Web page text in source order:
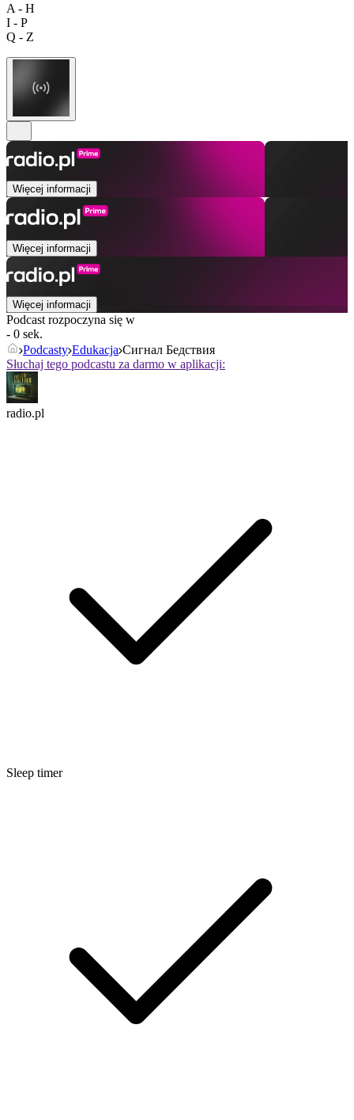
A - H
I - P
Q - Z
Więcej informacji
Więcej informacji
Więcej informacji
Podcast rozpoczyna się w
- 0 sek.
Podcasty Edukacja Сигнал Бедствия
Słuchaj tego podcastu za darmo w aplikacji:
radio.pl
Sleep timer